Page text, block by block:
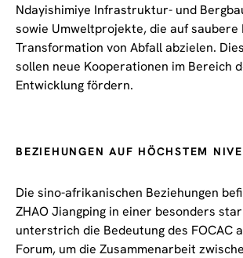
Ndayishimiye Infrastruktur- und
sowie Umweltprojekte, die auf saubere
Transformation von Abfall abzielen.
sollen neue Kooperationen im Bereich
Entwicklung fördern.
BEZIEHUNGEN AUF HÖCHSTEM
Die sino-afrikanischen Beziehungen
ZHAO Jiangping in einer besonders
unterstrich die Bedeutung des FOCAC
Forum, um die Zusammenarbeit